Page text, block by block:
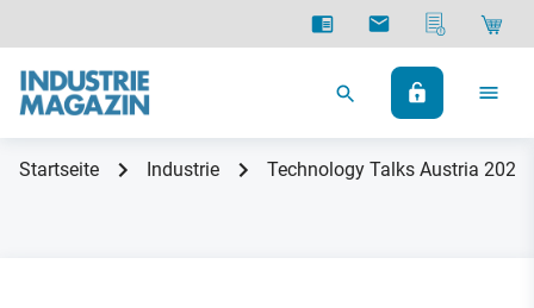
Startseite Industrie Technology Talks Austria